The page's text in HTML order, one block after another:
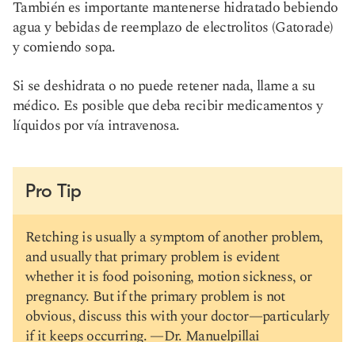
También es importante mantenerse hidratado bebiendo
agua y bebidas de reemplazo de electrolitos (Gatorade)
y comiendo sopa.
Si se deshidrata o no puede retener nada, llame a su
médico. Es posible que deba recibir medicamentos y
líquidos por vía intravenosa.
Pro Tip
Retching is usually a symptom of another problem,
and usually that primary problem is evident
whether it is food poisoning, motion sickness, or
pregnancy. But if the primary problem is not
obvious, discuss this with your doctor—particularly
if it keeps occurring. —Dr. Manuelpillai